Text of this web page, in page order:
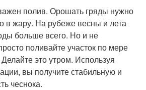
полив. Орошать гряды нужно
в жару. На рубеже весны и лета
больше всего. Но и не
поливайте участок по мере
это утром. Используя
вы получите стабильную и
чеснока.